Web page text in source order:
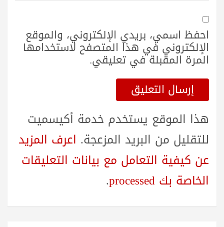
احفظ اسمي، بريدي الإلكتروني، والموقع
الإلكتروني في هذا المتصفح لاستخدامها
المرة المقبلة في تعليقي.
هذا الموقع يستخدم خدمة أكيسميت
للتقليل من البريد المزعجة. اعرف المزيد
عن كيفية التعامل مع بيانات التعليقات
الخاصة بك processed
.